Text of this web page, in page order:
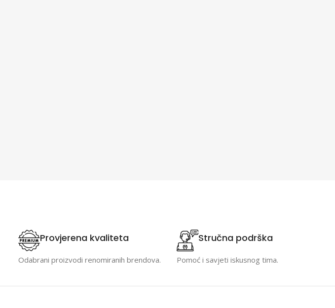
Provjerena kvaliteta
Odabrani proizvodi renomiranih brendova.
Stručna podrška
Pomoć i savjeti iskusnog tima.